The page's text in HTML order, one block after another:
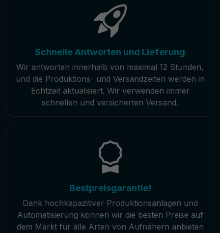
Schnelle Antworten und Lieferung
Wir antworten innerhalb von maximal 12 Stunden,
und die Produktions- und Versandzeiten werden in
Echtzeit aktualisiert. Wir verwenden immer
schnellen und versicherten Versand.
Bestpreisgarantie!
Dank hochkapazitiver Produktionsanlagen und
Automatisierung können wir die besten Preise auf
dem Markt für alle Arten von Aufnähern anbieten